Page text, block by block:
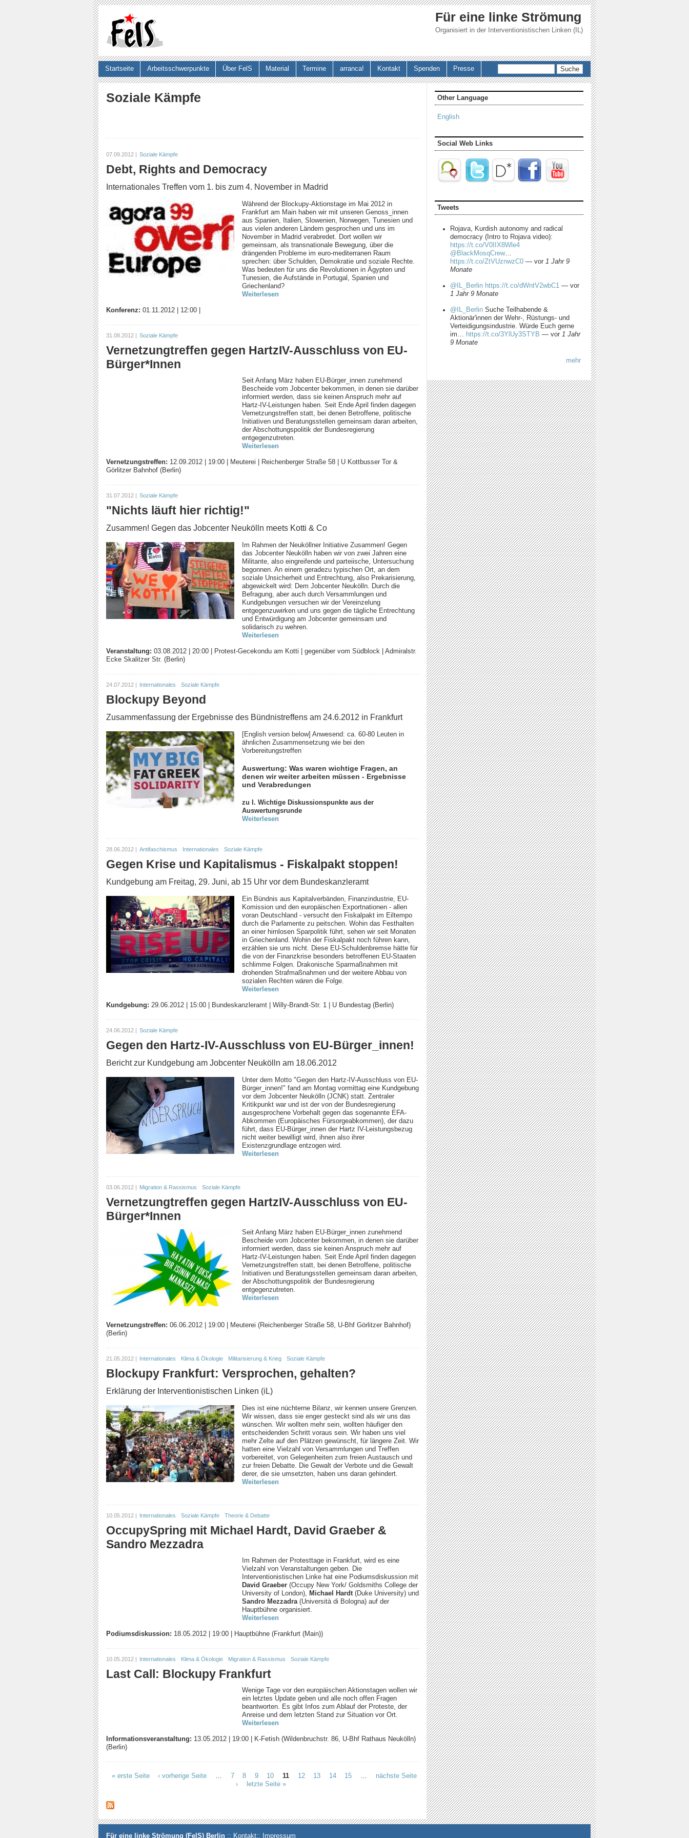
Jump to navigation
Für eine linke Strömung
Organisiert in der Interventionistischen Linken (IL)
Soziale Kämpfe
07.09.2012 | Soziale Kämpfe
Debt, Rights and Democracy
Internationales Treffen vom 1. bis zum 4. November in Madrid
Während der Blockupy-Aktionstage im Mai 2012 in
Frankfurt am Main haben wir mit unseren Genoss_innen
aus Spanien, Italien, Slowenien, Norwegen, Tunesien und
aus vielen anderen Ländern gesprochen und uns im
November in Madrid verabredet. Dort wollen wir
gemeinsam, als transnationale Bewegung, über die
drängenden Probleme im euro-mediterranen Raum
sprechen: über Schulden, Demokratie und soziale Rechte.
Was bedeuten für uns die Revolutionen in Ägypten und
Tunesien, die Aufstände in Portugal, Spanien und
Griechenland?
Weiterlesen
Konferenz: 01.11.2012 12:00
31.08.2012 | Soziale Kämpfe
Vernetzungtreffen gegen HartzIV-Ausschluss von EU-
Bürger*Innen
Seit Anfang März haben EU-Bürger_innen zunehmend
Bescheide vom Jobcenter bekommen, in denen sie darüber
informiert werden, dass sie keinen Anspruch mehr auf
Hartz-IV-Leistungen haben. Seit Ende April finden dagegen
Vernetzungstreffen statt, bei denen Betroffene, politische
Initiativen und Beratungsstellen gemeinsam daran arbeiten,
der Abschottungspolitik der Bundesregierung
entgegenzutreten.
Weiterlesen
Vernetzungstreffen: 12.09.2012 19:00
Meuterei | Reichenberger Straße 58 | U Kottbusser Tor &
Görlitzer Bahnhof (Berlin)
31.07.2012 | Soziale Kämpfe
"Nichts läuft hier richtig!"
Zusammen! Gegen das Jobcenter Neukölln meets Kotti & Co
Im Rahmen der Neuköllner Initiative Zusammen! Gegen
das Jobcenter Neukölln haben wir von zwei Jahren eine
Militante, also eingreifende und parteiische, Untersuchung
begonnen. An einem geradezu typischen Ort, an dem
soziale Unsicherheit und Entrechtung, also Prekarisierung,
abgewickelt wird: Dem Jobcenter Neukölln. Durch die
Befragung, aber auch durch Versammlungen und
Kundgebungen versuchen wir der Vereinzelung
entgegenzuwirken und uns gegen die tägliche Entrechtung
und Entwürdigung am Jobcenter gemeinsam und
solidarisch zu wehren.
Weiterlesen
Veranstaltung: 03.08.2012 20:00
Protest-Gecekondu am Kotti | gegenüber vom Südblock | Admiralstr.
Ecke Skalitzer Str. (Berlin)
24.07.2012 | Internationales Soziale Kämpfe
Blockupy Beyond
Zusammenfassung der Ergebnisse des Bündnistreffens am 24.6.2012 in Frankfurt
[English version below] Anwesend: ca. 60-80 Leuten in
ähnlichen Zusammensetzung wie bei den
Vorbereitungstreffen
Auswertung: Was waren wichtige Fragen, an
denen wir weiter arbeiten müssen - Ergebnisse
und Verabredungen
zu I. Wichtige Diskussionspunkte aus der
Auswertungsrunde
Weiterlesen
28.06.2012 | Antifaschismus Internationales Soziale Kämpfe
Gegen Krise und Kapitalismus - Fiskalpakt stoppen!
Kundgebung am Freitag, 29. Juni, ab 15 Uhr vor dem Bundeskanzleramt
Ein Bündnis aus Kapitalverbänden, Finanzindustrie, EU-
Komission und den europäischen Exportnationen - allen
voran Deutschland - versucht den Fiskalpakt im Eiltempo
durch die Parlamente zu peitschen. Wohin das Festhalten
an einer hirnlosen Sparpolitik führt, sehen wir seit Monaten
in Griechenland. Wohin der Fiskalpakt noch führen kann,
erzählen sie uns nicht. Diese EU-Schuldenbremse hätte für
die von der Finanzkrise besonders betroffenen EU-Staaten
schlimme Folgen. Drakonische Sparmaßnahmen mit
drohenden Strafmaßnahmen und der weitere Abbau von
sozialen Rechten wären die Folge.
Weiterlesen
Kundgebung: 29.06.2012 15:00 Bundeskanzleramt | Willy-Brandt-Str. 1 | U Bundestag (Berlin)
24.06.2012 | Soziale Kämpfe
Gegen den Hartz-IV-Ausschluss von EU-Bürger_innen!
Bericht zur Kundgebung am Jobcenter Neukölln am 18.06.2012
Unter dem Motto "Gegen den Hartz-IV-Ausschluss von EU-
Bürger_innen!" fand am Montag vormittag eine Kundgebung
vor dem Jobcenter Neukölln (JCNK) statt. Zentraler
Kritikpunkt war und ist der von der Bundesregierung
ausgesprochene Vorbehalt gegen das sogenannte EFA-
Abkommen (Europäisches Fürsorgeabkommen), der dazu
führt, dass EU-Bürger_innen der Hartz IV-Leistungsbezug
nicht weiter bewilligt wird, ihnen also ihrer
Existenzgrundlage entzogen wird.
Weiterlesen
03.06.2012 | Migration & Rassismus Soziale Kämpfe
Vernetzungtreffen gegen HartzIV-Ausschluss von EU-
Bürger*Innen
Seit Anfang März haben EU-Bürger_innen zunehmend
Bescheide vom Jobcenter bekommen, in denen sie darüber
informiert werden, dass sie keinen Anspruch mehr auf
Hartz-IV-Leistungen haben. Seit Ende April finden dagegen
Vernetzungstreffen statt, bei denen Betroffene, politische
Initiativen und Beratungsstellen gemeinsam daran arbeiten,
der Abschottungspolitik der Bundesregierung
entgegenzutreten.
Weiterlesen
Vernetzungstreffen: 06.06.2012 19:00
Meuterei (Reichenberger Straße 58, U-Bhf Görlitzer Bahnhof)
(Berlin)
21.05.2012 | Internationales Klima & Ökologie Militarisierung & Krieg Soziale Kämpfe
Blockupy Frankfurt: Versprochen, gehalten?
Erklärung der Interventionistischen Linken (iL)
Dies ist eine nüchterne Bilanz, wir kennen unsere Grenzen.
Wir wissen, dass sie enger gesteckt sind als wir uns das
wünschen. Wir wollten mehr sein, wollten häufiger den
entscheidenden Schritt voraus sein. Wir haben uns viel
mehr Zelte auf den Plätzen gewünscht, für längere Zeit. Wir
hatten eine Vielzahl von Versammlungen und Treffen
vorbereitet, von Gelegenheiten zum freien Austausch und
zur freien Debatte. Die Gewalt der Verbote und die Gewalt
derer, die sie umsetzten, haben uns daran gehindert.
Weiterlesen
10.05.2012 | Internationales Soziale Kämpfe Theorie & Debatte
OccupySpring mit Michael Hardt, David Graeber &
Sandro Mezzadra
Im Rahmen der Protesttage in Frankfurt, wird es eine
Vielzahl von Veranstaltungen geben. Die
Interventionistischen Linke hat eine Podiumsdiskussion mit
David Graeber (Occupy New York/ Goldsmiths College der
University of London), Michael Hardt(Duke University) und
Sandro Mezzadra(Università di Bologna) auf der
Hauptbühne organisiert.
Weiterlesen
Podiumsdiskussion: 18.05.2012 19:00 Hauptbühne (Frankfurt (Main))
10.05.2012 | Internationales Klima & Ökologie Migration & Rassismus Soziale Kämpfe
Last Call: Blockupy Frankfurt
Wenige Tage vor den europäischen Aktionstagen wollen wir
ein letztes Update geben und alle noch offen Fragen
beantworten. Es gibt Infos zum Ablauf der Proteste, der
Anreise und dem letzten Stand zur Situation vor Ort.
Weiterlesen
Informationsveranstaltung: 13.05.2012 19:00
K-Fetish (Wildenbruchstr. 86, U-Bhf Rathaus Neukölln)
(Berlin)
« erste Seite ‹ vorherige Seite … 7 8 9 10 11 12 13 14 15 …
nächste Seite
›
letzte Seite »
Startseite Arbeitsschwerpunkte Über FelS Material Termine arranca! Kontakt Spenden Presse
Suchformular
Other Language
English
Social Web Links
Tweets
Rojava, Kurdish autonomy and radical
democracy (Intro to Rojava video):
https://t.co/V0IIX8Wle4
@BlackMosqCrew…
https://t.co/ZtVUznwzC0 —vor1 Jahr 9
Monate
@IL_Berlin https://t.co/dWntV2wbC1 —vor
1 Jahr 9 Monate
@IL_Berlin Suche Teilhabende &
Aktionär'innen der Wehr-, Rüstungs- und
Verteidigungsindustrie. Würde Euch gerne
im… https://t.co/3YlUy3STYB —vor1 Jahr
9 Monate
mehr
Für eine linke Strömung (FelS) Berlin :: Kontakt:: Impressum